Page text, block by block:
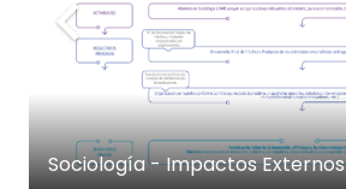
Sociología - Impactos Externos